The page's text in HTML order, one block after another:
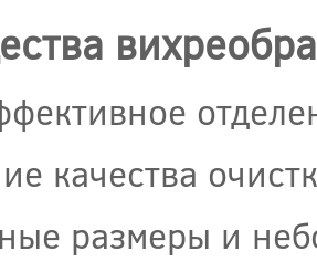
качества
размеры и